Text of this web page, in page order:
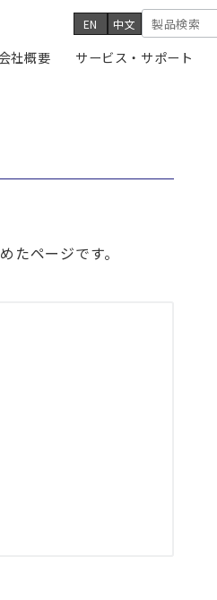
EN 中文
社概要 サービス・サポート
たページです。